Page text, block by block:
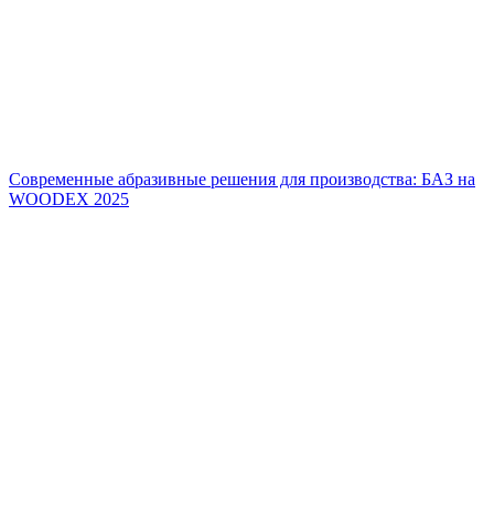
Современные абразивные решения для производства: БАЗ на
WOODEX 2025